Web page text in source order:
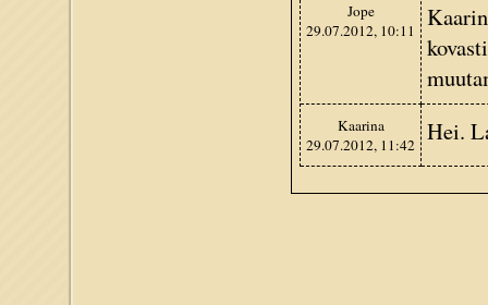
Jope
29.07.2012, 10:11
Kaarina
29.07.2012, 11:42
Hei.